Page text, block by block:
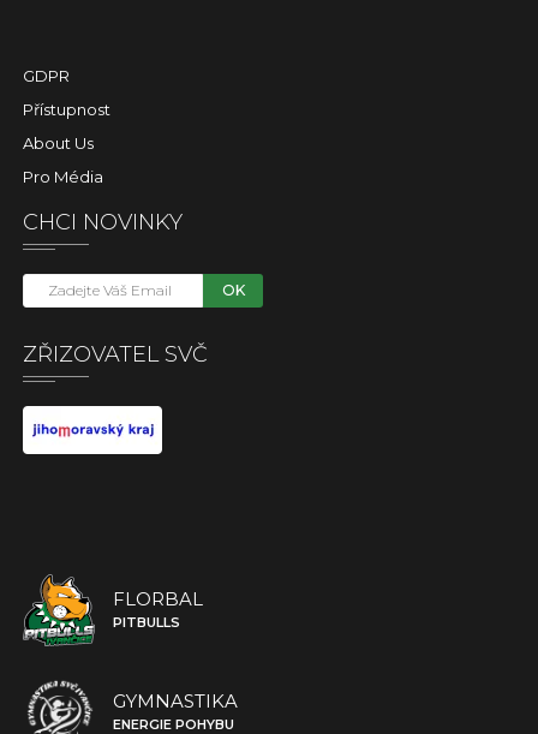
GDPR
Přístupnost
About Us
Pro Média
CHCI NOVINKY
OK
ZŘIZOVATEL SVČ
FLORBAL
PITBULLS
GYMNASTIKA
ENERGIE POHYBU